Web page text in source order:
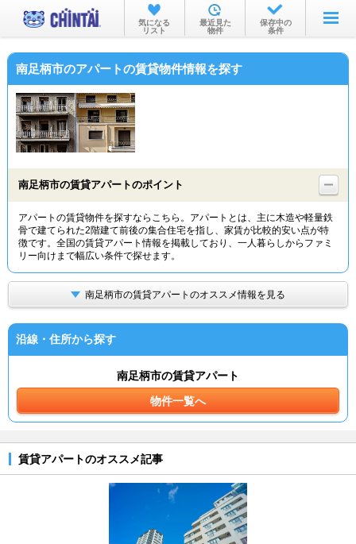
お部屋を探す
沿線・駅から
物件特集から
TOP
気になる
リスト
最近見た
物件
保存中の
条件
南足柄市のアパートの賃貸物件情報を探す
南足柄市の賃貸アパートのポイント
アパートの賃貸物件を探すならこちら。アパートとは、主に木造や軽量鉄
骨で建てられた2階建て前後の集合住宅を指し、家賃が比較的安い点が特
徴です。全国の賃貸アパート情報を掲載しており、一人暮らしからファミ
リー向けまで幅広い条件で探せます。
南足柄市の賃貸アパートのオススメ情報を見る
沿線・住所から探す
南足柄市の賃貸アパート
物件一覧へ
賃貸アパートのオススメ記事